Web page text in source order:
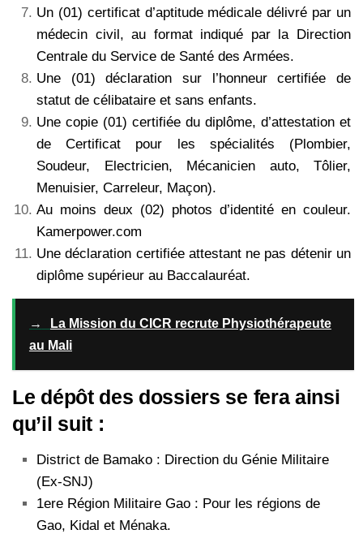
Un (01) certificat d’aptitude médicale délivré par un
médecin civil, au format indiqué par la Direction
Centrale du Service de Santé des Armées.
Une (01) déclaration sur l’honneur certifiée de
statut de célibataire et sans enfants.
Une copie (01) certifiée du diplôme, d’attestation et
de Certificat pour les spécialités (Plombier,
Soudeur, Electricien, Mécanicien auto, Tôlier,
Menuisier, Carreleur, Maçon).
Au moins deux (02) photos d’identité en couleur.
Kamerpower.com
Une déclaration certifiée attestant ne pas détenir un
diplôme supérieur au Baccalauréat.
→
La Mission du CICR recrute Physiothérapeute
au Mali
Le dépôt des dossiers se fera ainsi
qu’il suit :
District de Bamako : Direction du Génie Militaire
(Ex-SNJ)
1ere Région Militaire Gao : Pour les régions de
Gao, Kidal et Ménaka.